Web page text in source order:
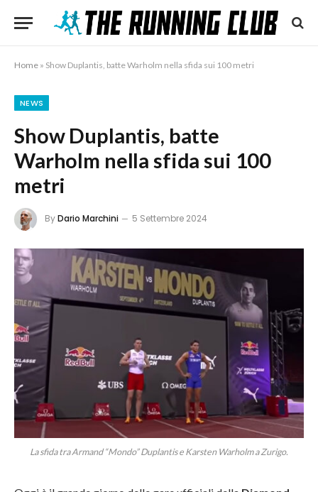
Home » Show Duplantis, batte Warholm nella sfida sui 100 metri
NEWS
Show Duplantis, batte
Warholm nella sfida sui 100
metri
ByDario Marchini 5 Settembre 2024
La sfida tra Armand “Mondo” Duplantis e Karsten Warholm a Zurigo.